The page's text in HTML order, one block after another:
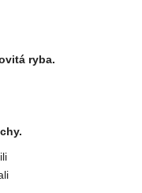
ryba.